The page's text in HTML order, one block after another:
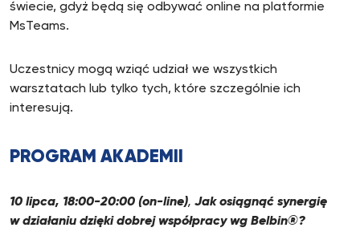
świecie, gdyż będą się odbywać online na platformie
MsTeams.
Uczestnicy mogą wziąć udział we wszystkich
warsztatach lub tylko tych, które szczególnie ich
interesują.
PROGRAM AKADEMII
10 lipca, 18:00-20:00 (on-line), Jak osiągnąć synergię
w działaniu dzięki dobrej współpracy wg Belbin®?